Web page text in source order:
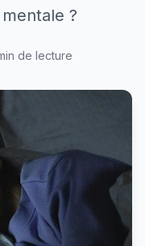
?
de lecture